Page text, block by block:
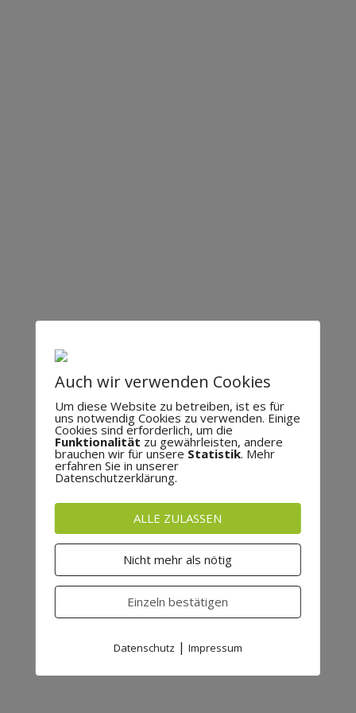
Auch wir verwenden Cookies
Um diese Website zu betreiben, ist es für
uns notwendig Cookies zu verwenden. Einige
Cookies sind erforderlich, um die
Funktionalität zu gewährleisten, andere
brauchen wir für unsere Statistik. Mehr
erfahren Sie in unserer
Datenschutzerklärung.
ALLE ZULASSEN
Nicht mehr als nötig
Einzeln bestätigen
Datenschutz | Impressum